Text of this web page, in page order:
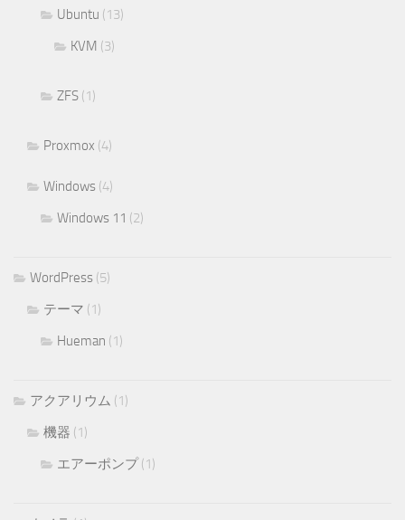
Ubuntu (13)
KVM (3)
ZFS (1)
Proxmox (4)
Windows (4)
Windows 11 (2)
WordPress (5)
テーマ (1)
Hueman (1)
アクアリウム (1)
機器 (1)
エアーポンプ(1)